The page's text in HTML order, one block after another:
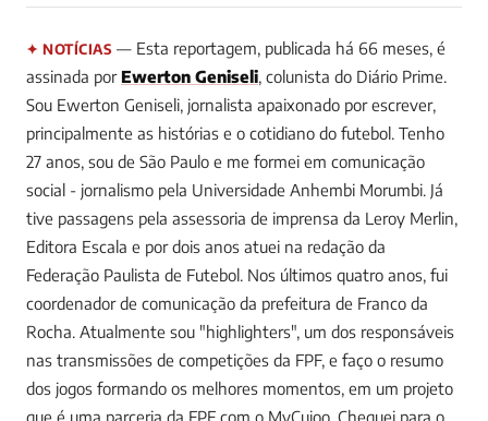
✦ NOTÍCIAS — Esta reportagem, publicada há 66 meses, é
assinada por Ewerton Geniseli, colunista do Diário Prime.
Sou Ewerton Geniseli, jornalista apaixonado por escrever,
principalmente as histórias e o cotidiano do futebol. Tenho
27 anos, sou de São Paulo e me formei em comunicação
social - jornalismo pela Universidade Anhembi Morumbi. Já
tive passagens pela assessoria de imprensa da Leroy Merlin,
Editora Escala e por dois anos atuei na redação da
Federação Paulista de Futebol. Nos últimos quatro anos, fui
coordenador de comunicação da prefeitura de Franco da
Rocha. Atualmente sou "highlighters", um dos responsáveis
nas transmissões de competições da FPF, e faço o resumo
dos jogos formando os melhores momentos, em um projeto
que é uma parceria da FPF com o MyCujoo. Cheguei para o